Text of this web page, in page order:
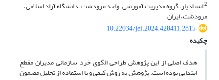
2استادیار، گروه مدیریت آموزشی، واحد مرودشت، دانشگاه آزاد اسلامی،
مرودشت، ایران
10.22034/jei.2024.428411.2815
چکیده
هدف اصلی از این پژوهش طراحی الگوی خرد سازمانی مدیران مقطع
ابتدایی بوده است. پژوهش به روش کیفی و با استفاده از تحلیل مضمون